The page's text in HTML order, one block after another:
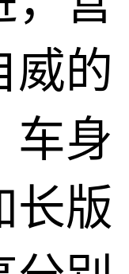
威的
车身
长版